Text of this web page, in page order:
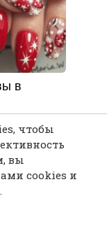
в
чтобы
вы
cookies и
.